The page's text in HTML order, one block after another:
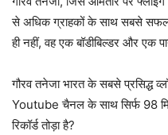
से अधिक ग्राहकों के साथ सबसे
ही नहीं, वह एक बॉडीबिल्डर और एक
गौरव तनेजा भारत के सबसे प्रसिद्ध
Youtube चैनल के साथ सिर्फ 98
रिकॉर्ड तोड़ा है?